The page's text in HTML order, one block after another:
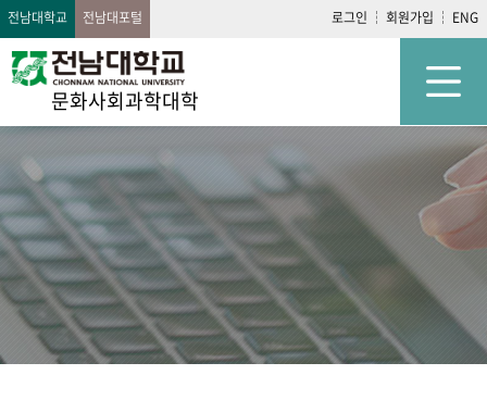
전남대학교 전남대포털 로그인 회원가입 ENG
문화사회과학대학